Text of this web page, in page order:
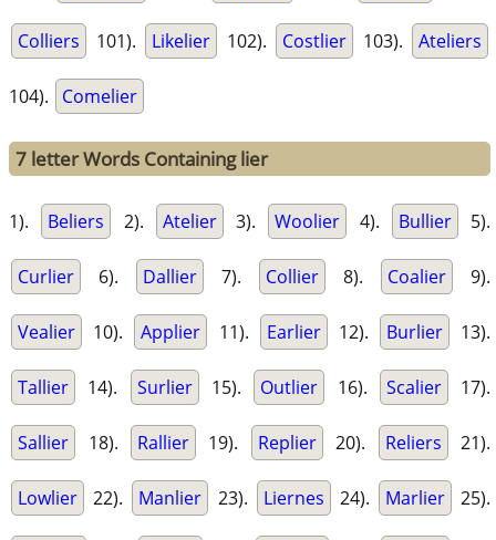
Colliers 101). Likelier 102). Costlier 103). Ateliers
104). Comelier
7 letter Words Containing lier
1). Beliers 2). Atelier 3). Woolier 4). Bullier 5).
Curlier 6). Dallier 7). Collier 8). Coalier 9).
Vealier 10). Applier 11). Earlier 12). Burlier 13).
Tallier 14). Surlier 15). Outlier 16). Scalier 17).
Sallier 18). Rallier 19). Replier 20). Reliers 21).
Lowlier 22). Manlier 23). Liernes 24). Marlier 25).